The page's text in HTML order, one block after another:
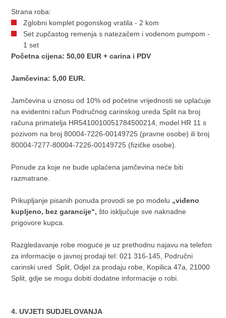
Strana roba:
Zglobni komplet pogonskog vratila - 2 kom
Set zupčastog remenja s natezačem i vodenom pumpom -
1 set
Početna cijena: 50,00 EUR + carina i PDV
Jamčevina: 5,00 EUR.
Jamčevina u iznosu od 10% od početne vrijednosti se uplaćuje
na evidentni račun Područnog carinskog ureda Split na broj
računa primatelja HR5410010051784500214, model HR 11 s
pozivom na broj 80004-7226-00149725 (pravne osobe) ili broj
80004-7277-80004-7226-00149725 (fizičke osobe).
Ponude za koje ne bude uplaćena jamčevina neće biti
razmatrane.
Prikupljanje pisanih ponuda provodi se po modelu „viđeno
kupljeno, bez garancije“,što isključuje sve naknadne
prigovore kupca.
Razgledavanje robe moguće je uz prethodnu najavu na telefon
za informacije o javnoj prodaji tel: 021 316-145, Područni
carinski ured Split, Odjel za prodaju robe, Kopilica 47a, 21000
Split, gdje se mogu dobiti dodatne informacije o robi.
4. UVJETI SUDJELOVANJA